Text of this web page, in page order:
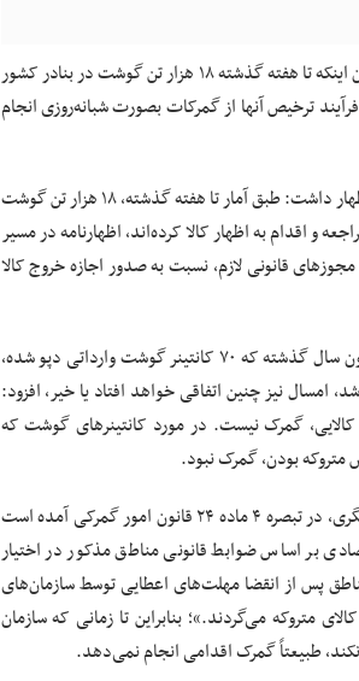
به گزارش کسب و کار نیوز به نقل از مهر، معاون گمرک با بیان اینکه تا هفته گذشته ۱۸ هزار تن گوشت در بنادر کشور
ترخیص آنها از گمرکات بصورت شبانه‌روزی انجام
مهرداد جمال ارونقی، در خصوص وضعیت واردات گوشت، اظهار داشت: طبق آمار تا هفته گذشته، ۱۸ هزار تن گوشت
و اقدام به اظهار کالا کرده‌اند، اظهارنامه در مسیر
قانونی لازم، نسبت به صدور اجازه خروج کالا
معاون فنی و امور گمرکی گمرک، در خصوص اینکه آیا همچون سال گذشته که ۷۰ کانتینر گوشت وارداتی دپو شده،
امسال نیز چنین اتفاقی خواهد افتاد یا خیر، افزود:
گمرک نیست. در مورد کانتینرهای گوشت که
بودن، گمرک نبود.
این مقام مسئول تصریح کرد: در بحث گوشت یا هر کالای دیگری، در تبصره ۴ ماده ۲۴ قانون امور گمرکی آمده است
بر اساس ضوابط قانونی مناطق مذکور در اختیار
پس از انقضا مهلت‌های اعطایی توسط سازمان‌های
متروکه می‌گردند.»؛ بنابراین تا زمانی که سازمان
طبیعتاً گمرک اقدامی انجام نمی‌دهد.